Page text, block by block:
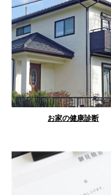
お家の健康診断